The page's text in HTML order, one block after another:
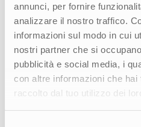
annunci, per fornire
analizzare il nostro traffico.
informazioni sul modo in cui
nostri partner che si
pubblicità e social media, i
con altre informazioni che hai
raccolto dal tuo utilizzo dei
Come possiamo
Raccontaci le tue
per aiutarti a